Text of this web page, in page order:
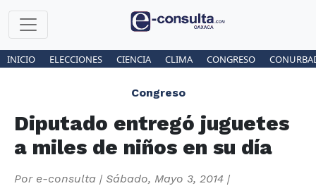
INICIO ELECCIONES CIENCIA CLIMA CONGRESO
Congreso
Diputado entregó juguetes
a miles de niños en su día
Por e-consulta | Sábado, Mayo 3, 2014 |